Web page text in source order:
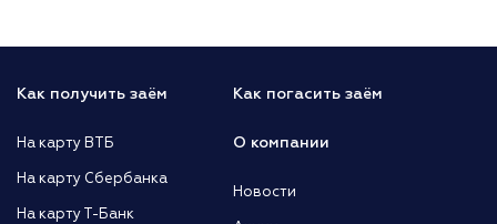
Как получить заём
На карту ВТБ
На карту Сбербанка
На карту Т-Банк
Как погасить заём
О компании
Новости